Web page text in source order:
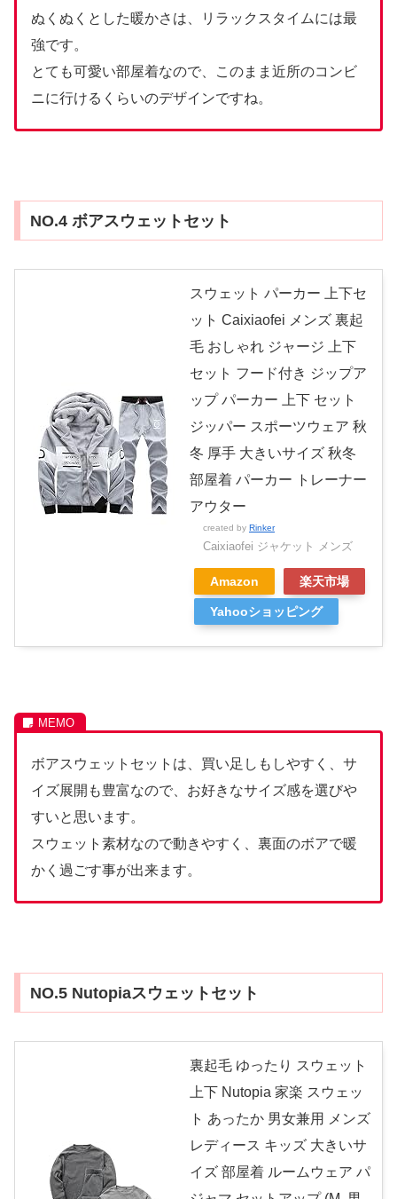
ぬくぬくとした暖かさは、リラックスタイムには最
強です。
とても可愛い部屋着なので、このまま近所のコンビ
ニに行けるくらいのデザインですね。
NO.4 ボアスウェットセット
スウェット パーカー 上下セ
ット Caixiaofei メンズ 裏起
毛 おしゃれ ジャージ 上下
セット フード付き ジップア
ップ パーカー 上下 セット
ジッパー スポーツウェア 秋
冬 厚手 大きいサイズ 秋冬
部屋着 パーカー トレーナー
アウター
created by Rinker
Caixiaofei ジャケット メンズ
Amazon 楽天市場
Yahooショッピング
ボアスウェットセットは、買い足しもしやすく、サ
イズ展開も豊富なので、お好きなサイズ感を選びや
すいと思います。
スウェット素材なので動きやすく、裏面のボアで暖
かく過ごす事が出来ます。
NO.5 Nutopiaスウェットセット
裏起毛 ゆったり スウェット
上下 Nutopia 家楽 スウェッ
ト あったか 男女兼用 メンズ
レディース キッズ 大きいサ
イズ 部屋着 ルームウェア パ